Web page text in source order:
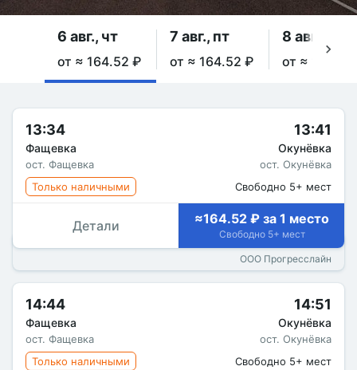
6 авг., чт
от ≈ 164.52 ₽
7 авг., пт
от ≈ 164.52 ₽
8 авг., сб
от ≈
13:34
Фащевка
ост. Фащевка
13:41
Окунёвка
ост. Окунёвка
Только наличными
Свободно 5+ мест
Детали ≈164.52 ₽ за 1 место
Свободно 5+ мест
ООО Прогресслайн
14:44
Фащевка
ост. Фащевка
14:51
Окунёвка
ост. Окунёвка
Только наличными
Свободно 5+ мест